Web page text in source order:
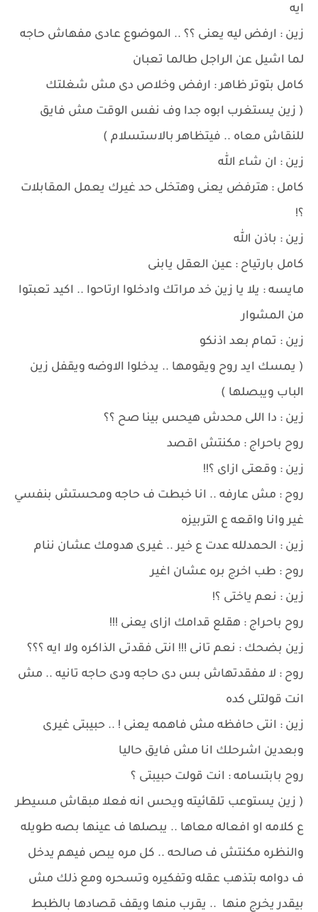
ايه
زين : ارفض ليه يعنى ؟؟ .. الموضوع عادى مفهاش حاجه
لما اشيل عن الراجل طالما تعبان
كامل بتوتر ظاهر : ارفض وخلاص دى مش شغلتك
( زين يستغرب ابوه جدا وف نفس الوقت مش فايق
للنقاش معاه .. فيتظاهر بالاستسلام )
زين : ان شاء الله
كامل : هترفض يعنى وهتخلى حد غيرك يعمل المقابلات
؟!
زين : باذن الله
كامل بارتياح : عين العقل يابنى
مايسه : يلا يا زين خد مراتك وادخلوا ارتاحوا .. اكيد تعبتوا
من المشوار
زين : تمام بعد اذنكو
( يمسك ايد روح ويقومها .. يدخلوا الاوضه ويقفل زين
الباب ويبصلها )
زين : دا اللى محدش هيحس بينا صح ؟؟
روح باحراج : مكنتش اقصد
زين : وقعتى ازاى ؟!!
روح : مش عارفه .. انا خبطت ف حاجه ومحستش بنفسي
غير وانا واقعه ع التربيزه
زين : الحمدلله عدت ع خير .. غيرى هدومك عشان ننام
روح : طب اخرج بره عشان اغير
زين : نعم ياختى ؟!
روح باحراج : هقلع قدامك ازاى يعنى !!!
زين بضحك : نعم تانى !!! انتى فقدتى الذاكره ولا ايه ؟؟؟
روح : لا مفقدتهاش بس دى حاجه ودى حاجه تانيه .. مش
انت قولتلى كده
زين : انتى حافظه مش فاهمه يعنى ! .. حبيبتى غيرى
وبعدين اشرحلك انا مش فايق حاليا
روح بابتسامه : انت قولت حبيبتى ؟
( زين يستوعب تلقائيته ويحس انه فعلا مبقاش مسيطر
ع كلامه او افعاله معاها .. يبصلها ف عينها بصه طويله
والنظره مكنتش ف صالحه .. كل مره يبص فيهم يدخل
ف دوامه بتذهب عقله وتفكيره وتسحره ومع ذلك مش
بيقدر يخرج منها .. يقرب منها ويقف قصادها بالظبط